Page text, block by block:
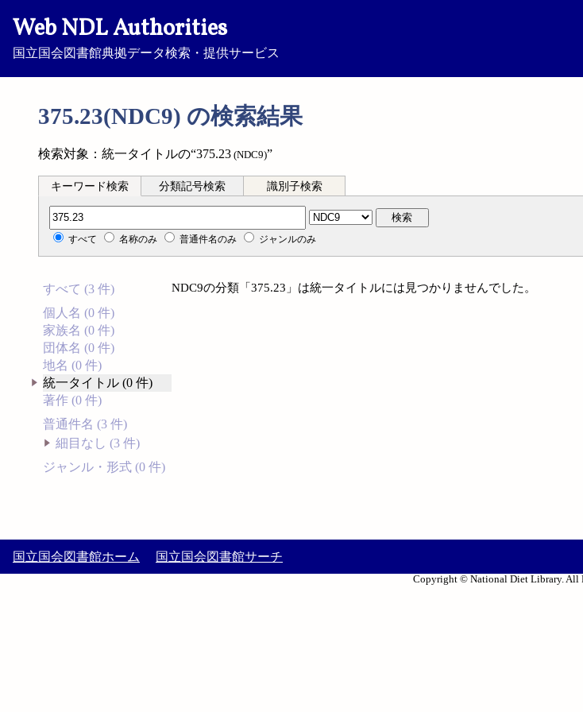
Web NDL Authorities
国立国会図書館典拠データ検索・提供サービス
375.23(NDC9) の検索結果
検索対象：統一タイトルの“375.23 (NDC9)”
キーワード検索 分類記号検索 識別子検索
分類記号検索 検索
すべて 名称のみ 普通件名のみ ジャンルのみ
すべて (3 件)
個人名 (0 件)
家族名 (0 件)
団体名 (0 件)
地名 (0 件)
統一タイトル (0 件)
著作 (0 件)
普通件名 (3 件)
細目なし (3 件)
ジャンル・形式 (0 件)
NDC9の分類「375.23」は統一タイトルには見つかりませんでした。
国立国会図書館ホーム 国立国会図書館サーチ
Copyright © National Diet Library. All